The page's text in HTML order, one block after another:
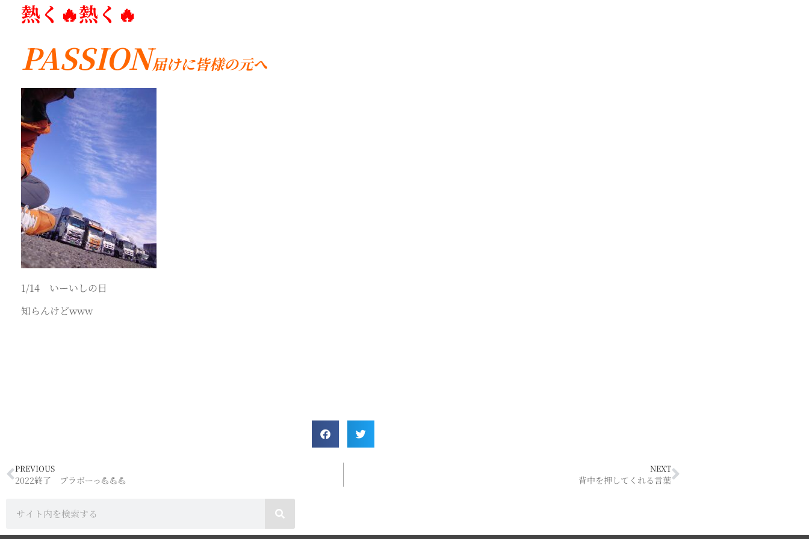
熱く🔥熱く🔥
PASSION届けに皆様の元へ
1/14 いーいしの日
知らんけどwww
PREVIOUS
2022終了 ブラボーっ💪💪💪
NEXT
背中を押してくれる言葉